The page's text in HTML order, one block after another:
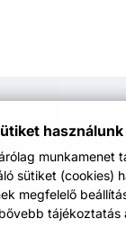
használunk
munkamenet
sütiket (cookies)
megfelelő
tájékoztatás